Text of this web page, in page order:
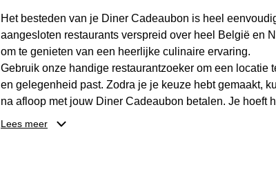
Het besteden van je Diner Cadeaubon is heel
aangesloten restaurants verspreid over heel België en
om te genieten van een heerlijke culinaire ervaring.
Gebruik onze handige restaurantzoeker om een locatie
en gelegenheid past. Zodra je je keuze hebt gemaakt,
na afloop met jouw Diner Cadeaubon betalen. Je hoeft
één keer te besteden. Het resterende bedrag blijft
Lees meer